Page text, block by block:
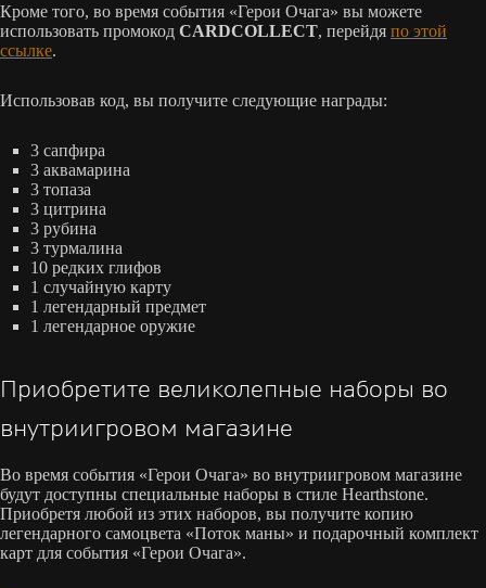
Кроме того, во время события «Герои Очага» вы можете
использовать промокод CARDCOLLECT, перейдя по этой
ссылке.
Использовав код, вы получите следующие награды:
3 сапфира
3 аквамарина
3 топаза
3 цитрина
3 рубина
3 турмалина
10 редких глифов
1 случайную карту
1 легендарный предмет
1 легендарное оружие
Приобретите великолепные наборы во
внутриигровом магазине
Во время события «Герои Очага» во внутриигровом магазине
будут доступны специальные наборы в стиле Hearthstone.
Приобретя любой из этих наборов, вы получите копию
легендарного самоцвета «Поток маны» и подарочный комплект
карт для события «Герои Очага».